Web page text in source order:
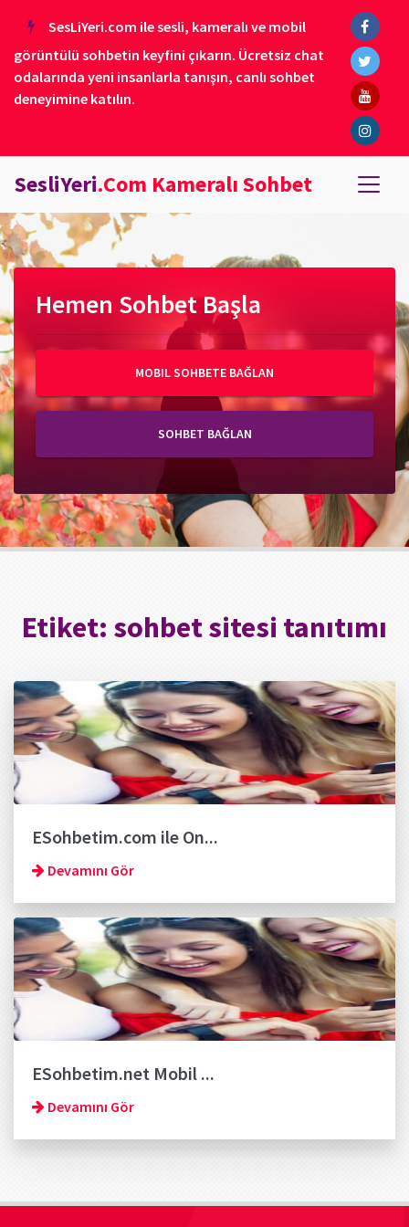
SesLiYeri.com ile sesli, kameralı ve mobil
görüntülü sohbetin keyfini çıkarın. Ücretsiz chat
odalarında yeni insanlarla tanışın, canlı sohbet
deneyimine katılın.
SesliYeri.Com Kameralı Sohbet
Hemen Sohbet Başla
MOBIL SOHBETE BAĞLAN
SOHBET BAĞLAN
Etiket: sohbet sitesi tanıtımı
ESohbetim.com ile On...
Devamını Gör
ESohbetim.net Mobil ...
Devamını Gör